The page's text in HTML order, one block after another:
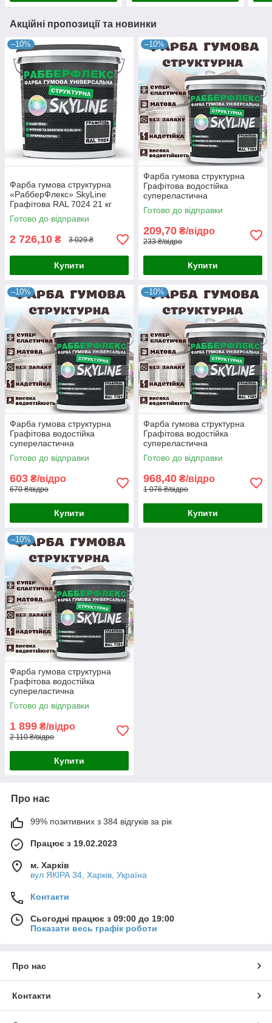
Акційні пропозиції та новинки
–10%
Фарба гумова структурна
«РабберФлекс» SkyLine
Графітова RAL 7024 21 кг
Готово до відправки
2 726,10 ₴ 3 029 ₴
Купити
–10%
Фарба гумова структурна
Графітова водостійка
супереластична
універсальна емаль
«РабберФлекс» SkyLine для
зовнішніх робіт 1.4 кг
Готово до відправки
209,70 ₴/відро
233 ₴/відро
Купити
–10%
Фарба гумова структурна
Графітова водостійка
супереластична
універсальна емаль
«РабберФлекс» SkyLine для
зовнішніх робіт 4.2 кг
Готово до відправки
603 ₴/відро
670 ₴/відро
Купити
–10%
Фарба гумова структурна
Графітова водостійка
супереластична
універсальна емаль
«РабберФлекс» SkyLine для
зовнішніх робіт 7 кг
Готово до відправки
968,40 ₴/відро
1 076 ₴/відро
Купити
–10%
Фарба гумова структурна
Графітова водостійка
супереластична
універсальна емаль
«РабберФлекс» SkyLine для
зовнішніх робіт 14 кг
Готово до відправки
1 899 ₴/відро
2 110 ₴/відро
Купити
Про нас
99% позитивних з 384 відгуків за рік
Працює з 19.02.2023
м. Харків
вул ЯКІРА 34, Харків, Україна
Контакти
Сьогодні працює з 09:00 до 19:00
Показати весь графік роботи
Про нас
Контакти